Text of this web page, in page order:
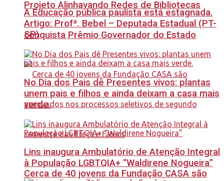
Projeto Alinhavando Redes de Bibliotecas
conquista Prêmio Governador do Estado
Cerca de 40 jovens da Fundação CASA são
A Educação pública paulista está estagnada.
Artigo: Profª. Bebel – Deputada Estadual (PT-
SP)
No Dia dos Pais dê Presentes vivos: plantas
unem pais e filhos e ainda deixam a casa mais
verde.
Lins inaugura Ambulatório de Atenção Integral
à População LGBTQIA+ “Waldirene Nogueira”